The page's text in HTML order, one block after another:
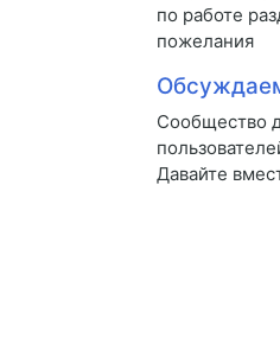
по работе
пожелания
Сообщество
Давайте